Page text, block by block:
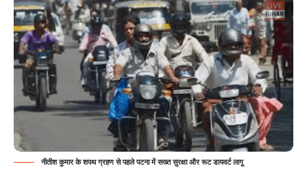
नीतीश कुमार के शपथ ग्रहण से पहले पटना में सख्त सुरक्षा और रूट डायवर्ट लागू